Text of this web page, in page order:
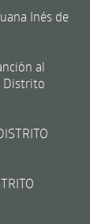
Inés de
al
Distrito